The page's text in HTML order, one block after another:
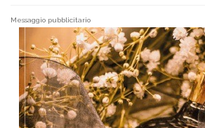
Messaggio pubblicitario